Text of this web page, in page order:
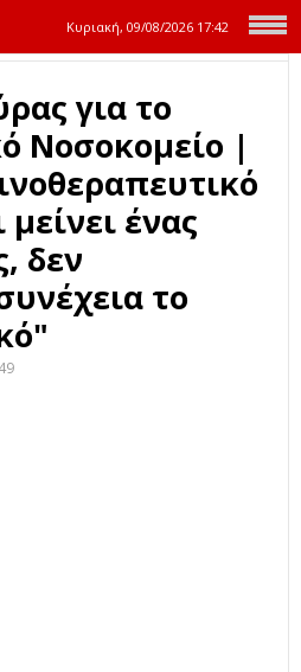
Κυριακή, 09/08/2026 17:42
για το
Νοσοκομείο |
ένας
δεν
το